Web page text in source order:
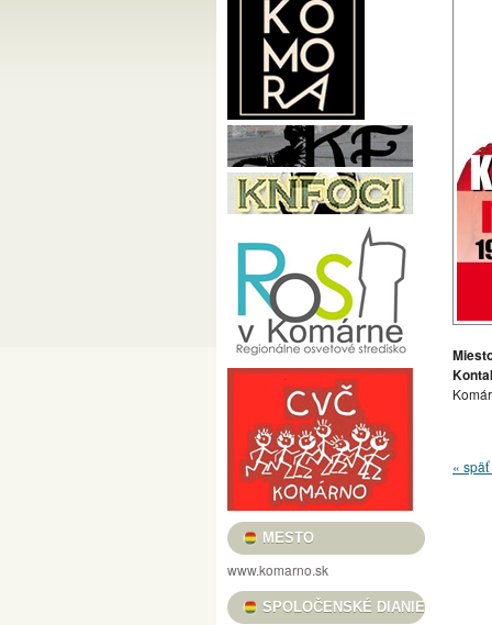
TATRA KINO MOZI KLUB VODNÉHO
46. ČLENSKÁ VÝSTAVA / TAGSÁGI
MESTSKÝ KLUB DÔCHODCOV KOMÁRNO
PODUNAJSKÉ MÚZEUM V KOMÁRNE /
PRED MÉTOU / LÁSZLÓ POMOTHY /
FILMOVÝ KLUB VASMACSKA
USMIEVAVÉ VLČIE MAKY, VOŇAVÉ
„REŤAZE MENTIEK, KTORÉ SPÁJAJÚ“ /
HRADNÉ TRHOVISKO BOROSTYÁN
KULTÚRA PRE DETI
KOMÁRŇANSKÉ DNI – KOMÁROMI NAPOK
DUNA MENTI MÚZEUM BARÁTI KÖRE
VERNISÁŽ VÝSTAVY ALFOLDI RÓBERT
NOČNÉ PRELIADKY PEVNOSŤOU –
MESTSKÉ KULTÚRNE STREDISKO
GALÉRIA LIMES KNIŽNICA JÓZSEFA
II. RAJZPÁLYÁZAT A SZLOVÁKIAI
MESTO
www.komarno.sk
SPOLOČENSKÉ DIANIE
«